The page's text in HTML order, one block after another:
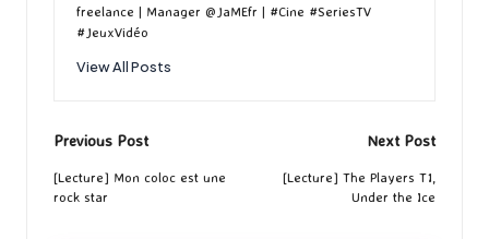
freelance | Manager @JaMEfr | #Cine #SeriesTV
#JeuxVidéo
View All Posts
Post
navigation
Previous Post
[Lecture] Mon coloc est une
rock star
Next Post
[Lecture] The Players T1,
Under the Ice